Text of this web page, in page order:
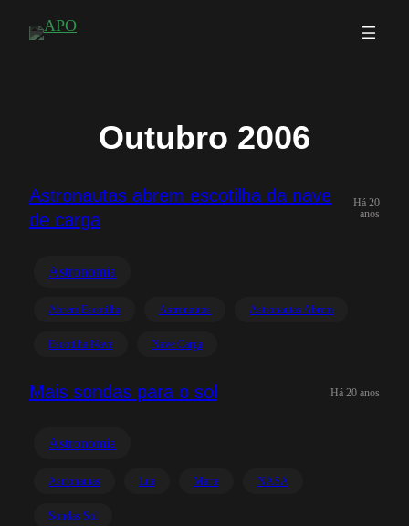
Outubro 2006
Astronautas abrem escotilha da nave
de carga
Há 20
anos
Astronomia
Abrem Escotilha Astronautas Astronautas Abrem
Escotilha Nave Nave Carga
Mais sondas para o sol Há 20 anos
Astronomia
Astronautas Lua Marte NASA
Sondas Sol